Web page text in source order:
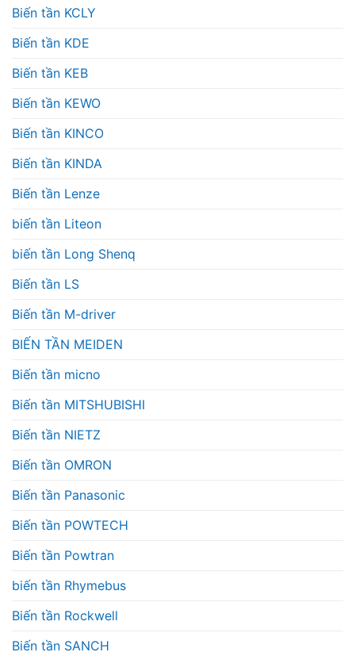
Biến tần KCLY
Biến tần KDE
Biến tần KEB
Biến tần KEWO
Biến tần KINCO
Biến tần KINDA
Biến tần Lenze
biến tần Liteon
biến tần Long Shenq
Biến tần LS
Biến tần M-driver
BIẾN TẦN MEIDEN
Biến tần micno
Biến tần MITSHUBISHI
Biến tần NIETZ
Biến tần OMRON
Biến tần Panasonic
Biến tần POWTECH
Biến tần Powtran
biến tần Rhymebus
Biến tần Rockwell
Biến tần SANCH